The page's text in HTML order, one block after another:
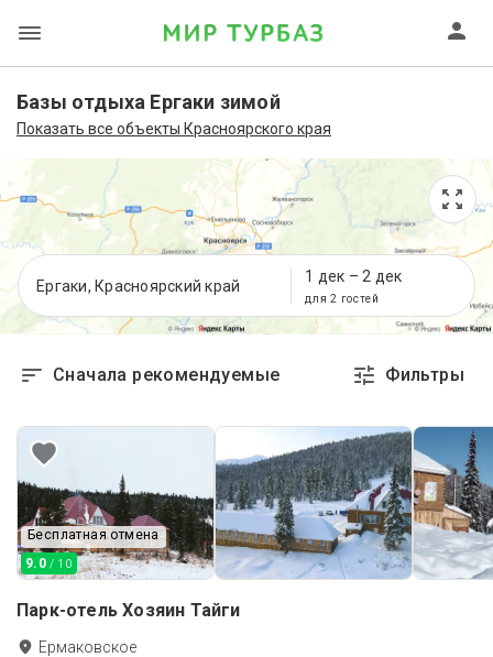
Базы отдыха Ергаки зимой
Показать все объекты Красноярского края
Ергаки, Красноярский край
1 дек – 2 дек
для 2 гостей
Сначала рекомендуемые Фильтры
Бесплатная отмена
9.0 / 10
Парк-отель Хозяин Тайги
Ермаковское